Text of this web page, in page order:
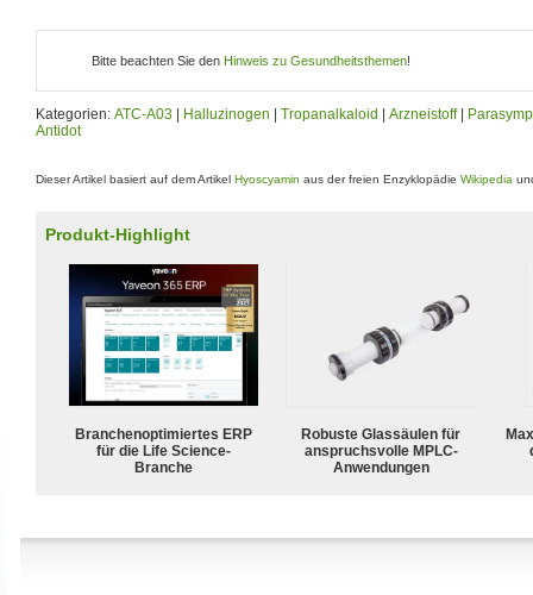
Bitte beachten Sie den Hinweis zu Gesundheitsthemen!
Kategorien: ATC-A03 Halluzinogen Tropanalkaloid Arzneistoff|
Antidot
Dieser Artikel basiert auf dem Artikel Hyoscyamin aus der freien Enzyklopädie Wikipedia
Produkt-Highlight
Branchenoptimiertes ERP
für die Life Science-
Branche
Robuste Glassäulen für
anspruchsvolle MPLC-
Anwendungen